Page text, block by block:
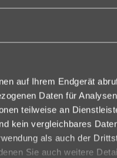
auf Ihrem Endgerät
Daten für
teilweise an
kein vergleichbares
als auch der
Sie auch weitere